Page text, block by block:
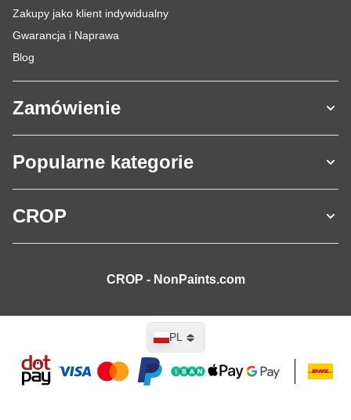
Zakupy jako klient indywidualny
Gwarancja i Naprawa
Blog
Zamówienie
Popularne kategorie
CROP
CROP - NonPaints.com
PL